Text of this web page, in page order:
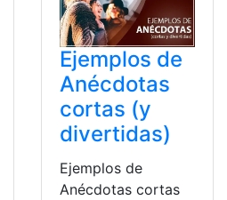
Ejemplos de
Anécdotas
cortas (y
divertidas)
Ejemplos de
Anécdotas cortas